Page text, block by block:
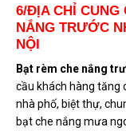
6/ĐỊA CHỈ CUNG
NẮNG TRƯỚC
NỘI
Bạt rèm che nắng
cầu khách hàng tăng
nhà phố, biệt thự,
bạt che nắng mưa